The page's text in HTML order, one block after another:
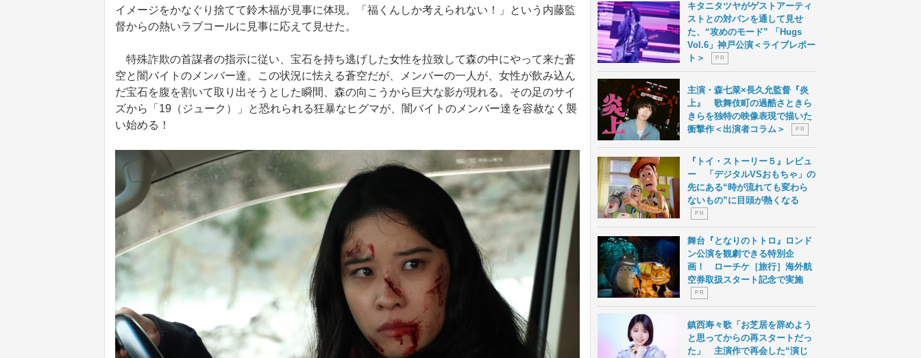
イメージをかなぐり捨てて鈴木福が見事に体現。「福くんしか考えられない！」という内藤監
督からの熱いラブコールに見事に応えて見せた。
特殊詐欺の首謀者の指示に従い、宝石を持ち逃げした女性を拉致して森の中にやって来た蒼
空と闇バイトのメンバー達。この状況に怯える蒼空だが、メンバーの一人が、女性が飲み込ん
だ宝石を腹を割いて取り出そうとした瞬間、森の向こうから巨大な影が現れる。その足のサイ
ズから「19（ジューク）」と恐れられる狂暴なヒグマが、闇バイトのメンバー達を容赦なく襲
い始める！
キタニタツヤがゲストアーティ
ストとの対バンを通して見せ
た、“攻めのモード” 「Hugs
Vol.6」神戸公演＜ライブレポー
ト＞
P R
主演・森七菜×長久允監督『炎
上』 歌舞伎町の過酷さときら
きらを独特の映像表現で描いた
衝撃作＜出演者コラム＞
P R
『トイ・ストーリー５』レビュ
ー 「デジタルVSおもちゃ」の
先にある“時が流れても変わら
ないもの”に目頭が熱くなる
P R
舞台『となりのトトロ』ロンド
ン公演を観劇できる特別企
画！ ローチケ［旅行］海外航
空券取扱スタート記念で実施
P R
鎮西寿々歌「お芝居を辞めよう
と思ってからの再スタートだっ
た」 主演作で再会した“演じ